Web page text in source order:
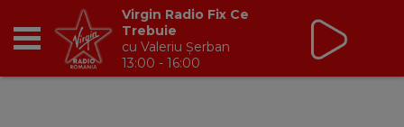
Virgin Radio Fix Ce
Trebuie
cu Valeriu Șerban
13:00 - 16:00